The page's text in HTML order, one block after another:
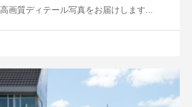
画質ディテール写真をお届けします...